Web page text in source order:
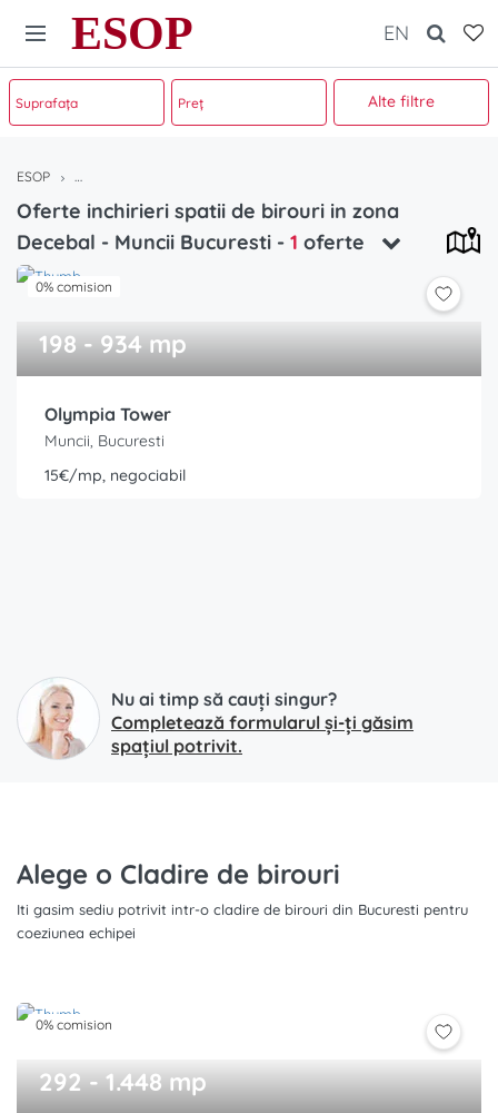
ESOP EN
Alte filtre
ESOP Oferte inchirieri spatii de birouri in zona Decebal - Muncii Bucuresti
Oferte inchirieri spatii de birouri in zona
Decebal - Muncii Bucuresti - 1 oferte
0% comision
198 - 934 mp
Olympia Tower
Muncii, Bucuresti
15€/mp, negociabil
Nu ai timp să cauți singur?
Completează formularul și-ți găsim
spațiul potrivit.
Alege o Cladire de birouri
Iti gasim sediu potrivit intr-o cladire de birouri din Bucuresti pentru
coeziunea echipei
0% comision
292 - 1.448 mp